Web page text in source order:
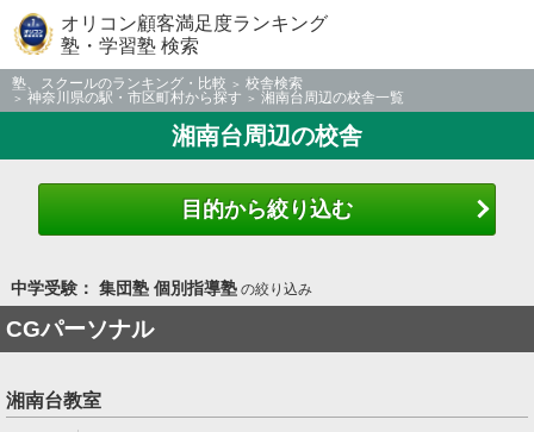
オリコン顧客満足度ランキング
塾・学習塾 検索
塾、スクールのランキング・比較
校舎検索
神奈川県の駅・市区町村から探す
湘南台周辺の校舎一覧
湘南台周辺の校舎
目的から絞り込む
中学受験： 集団塾 個別指導塾の絞り込み
CGパーソナル
湘南台教室